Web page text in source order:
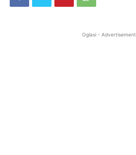
Oglasi - Advertisement